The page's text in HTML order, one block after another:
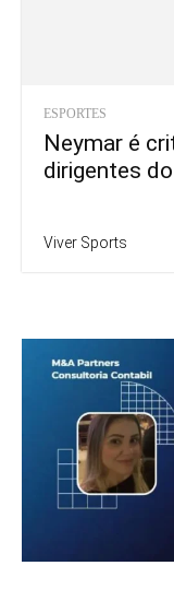
ESPORTES
Neymar é
dirigentes
Viver Sports